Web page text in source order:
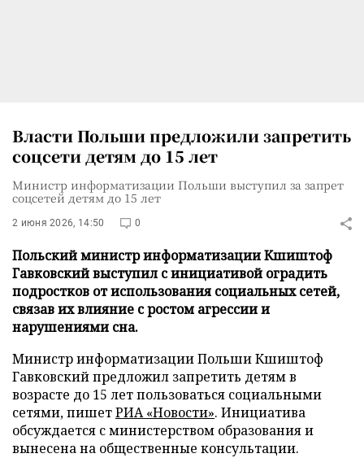
Власти Польши предложили запретить
соцсети детям до 15 лет
Министр информатизации Польши выступил за запрет
соцсетей детям до 15 лет
2 июня 2026, 14:50 0
Польский министр информатизации Кшиштоф
Гавковский выступил с инициативой оградить
подростков от использования социальных сетей,
связав их влияние с ростом агрессии и
нарушениями сна.
Министр информатизации Польши Кшиштоф
Гавковский предложил запретить детям в
возрасте до 15 лет пользоваться социальными
сетями, пишетРИА «Новости». Инициатива
обсуждается с министерством образования и
вынесена на общественные консультации.